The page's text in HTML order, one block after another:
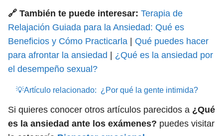
🔗 También te puede interesar: Terapia de
Relajación Guiada para la Ansiedad: Qué es
Beneficios y Cómo Practicarla
Qué puedes hacer
para afrontar la ansiedad
¿Qué es la ansiedad por
el desempeño sexual?
💡Artículo relacionado: ¿Por qué la gente intimida?
Si quieres conocer otros artículos parecidos a ¿Qué
es la ansiedad ante los exámenes? puedes visitar